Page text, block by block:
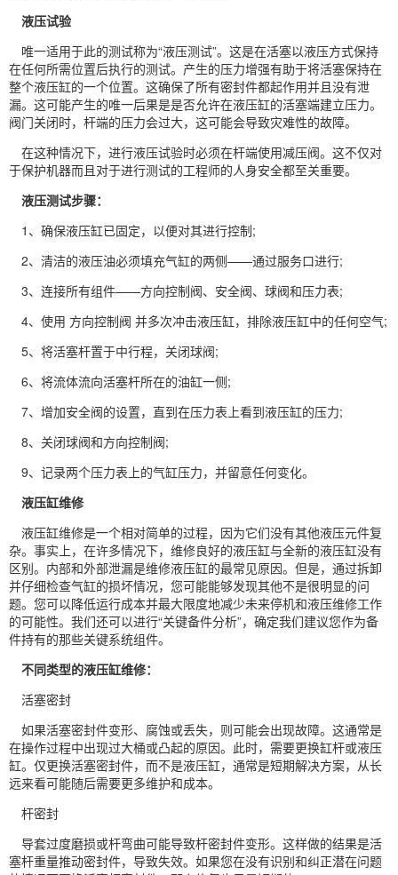
液压试验
唯一适用于此的测试称为“液压测试”。这是在活塞以液压方式保持
在任何所需位置后执行的测试。产生的压力增强有助于将活塞保持在
整个液压缸的一个位置。这确保了所有密封件都起作用并且没有泄
漏。这可能产生的唯一后果是是否允许在液压缸的活塞端建立压力。
阀门关闭时，杆端的压力会过大，这可能会导致灾难性的故障。
在这种情况下，进行液压试验时必须在杆端使用减压阀。这不仅对
于保护机器而且对于进行测试的工程师的人身安全都至关重要。
液压测试步骤：
1、确保液压缸已固定，以便对其进行控制;
2、清洁的液压油必须填充气缸的两侧——通过服务口进行;
3、连接所有组件——方向控制阀、安全阀、球阀和压力表;
4、使用 方向控制阀 并多次冲击液压缸，排除液压缸中的任何空气;
5、将活塞杆置于中行程，关闭球阀;
6、将流体流向活塞杆所在的油缸一侧;
7、增加安全阀的设置，直到在压力表上看到液压缸的压力;
8、关闭球阀和方向控制阀;
9、记录两个压力表上的气缸压力，并留意任何变化。
液压缸维修
液压缸维修是一个相对简单的过程，因为它们没有其他液压元件复
杂。事实上，在许多情况下，维修良好的液压缸与全新的液压缸没有
区别。内部和外部泄漏是维修液压缸的最常见原因。但是，通过拆卸
并仔细检查气缸的损坏情况，您可能能够发现其他不是很明显的问
题。您可以降低运行成本并最大限度地减少未来停机和液压维修工作
的可能性。我们还可以进行“关键备件分析”，确定我们建议您作为备
件持有的那些关键系统组件。
不同类型的液压缸维修：
活塞密封
如果活塞密封件变形、腐蚀或丢失，则可能会出现故障。这通常是
在操作过程中出现过大桶或凸起的原因。此时，需要更换缸杆或液压
缸。仅更换活塞密封件，而不是液压缸，通常是短期解决方案，从长
远来看可能随后需要更多维护和成本。
杆密封
导套过度磨损或杆弯曲可能导致杆密封件变形。这样做的结果是活
塞杆重量推动密封件，导致失效。如果您在没有识别和纠正潜在问题